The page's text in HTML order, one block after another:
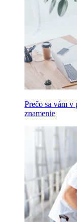
Prečo sa vám v
znamenie